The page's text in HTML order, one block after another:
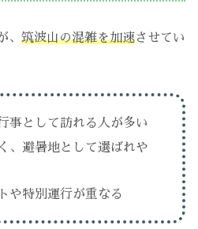
、 筑波山の混雑を加速させてい
事として訪れる人が多い
、避暑地として選ばれや
や特別運行が重なる